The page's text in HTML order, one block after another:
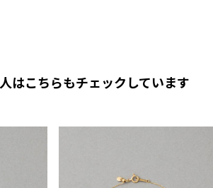
はこちらもチェックしています